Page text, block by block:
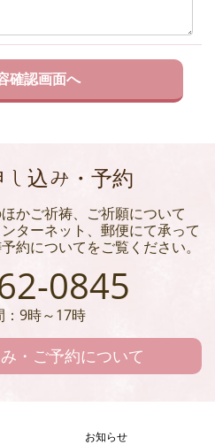
し込み・予約
かご祈祷、ご祈願について
ターネット、郵便にて承って
約についてをご覧ください。
0845
：9時～17時
・ご予約について
お知らせ